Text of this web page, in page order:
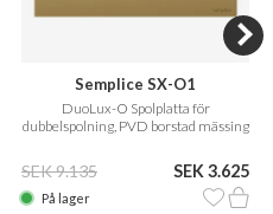
Semplice SX-O1
DuoLux-O Spolplatta för
dubbelspolning, PVD borstad mässing
SEK 9.135 SEK 3.625
På lager